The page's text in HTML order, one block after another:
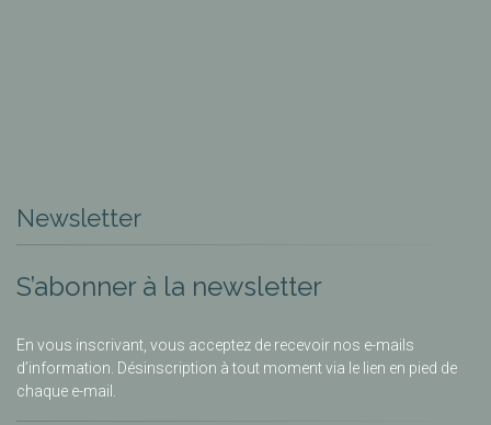
Newsletter
S’abonner à la newsletter
En vous inscrivant, vous acceptez de recevoir nos e-mails
d’information. Désinscription à tout moment via le lien en pied de
chaque e-mail.